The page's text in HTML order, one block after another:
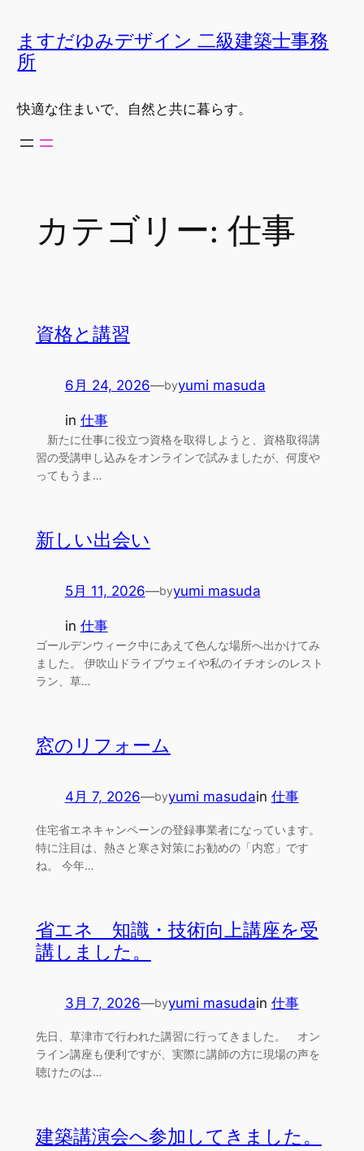
キ
ますだゆみデザイン 二級建築士事務
所
快適な住まいで、自然と共に暮らす。
カテゴリー: 仕事
資格と講習
6月 24, 2026—byyumi masuda
in 仕事
新たに仕事に役立つ資格を取得しようと、資格取得講
習の受講申し込みをオンラインで試みましたが、何度や
ってもうま…
新しい出会い
5月 11, 2026—byyumi masuda
in 仕事
ゴールデンウィーク中にあえて色んな場所へ出かけてみ
ました。 伊吹山ドライブウェイや私のイチオシのレスト
ラン、草…
窓のリフォーム
4月 7, 2026—byyumi masudain 仕事
住宅省エネキャンペーンの登録事業者になっています。
特に注目は、熱さと寒さ対策にお勧めの「内窓」です
ね。 今年…
省エネ 知識・技術向上講座を受
講しました。
3月 7, 2026—byyumi masudain 仕事
先日、草津市で行われた講習に行ってきました。 オン
ライン講座も便利ですが、実際に講師の方に現場の声を
聴けたのは…
建築講演会へ参加してきました。